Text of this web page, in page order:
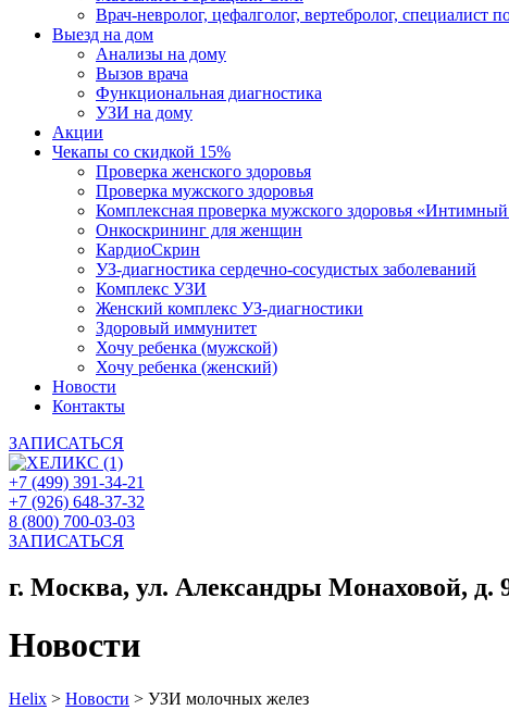
Врач-невролог, цефалголог, вертебролог, специалист
Выезд на дом
Анализы на дому
Вызов врача
Функциональная диагностика
УЗИ на дому
Акции
Чекапы со скидкой 15%
Проверка женского здоровья
Проверка мужского здоровья
Комплексная проверка мужского здоровья
Онкоcкрининг для женщин
КардиоСкрин
УЗ-диагностика сердечно-сосудистых заболеваний
Комплекс УЗИ
Женский комплекс УЗ-диагностики
Здоровый иммунитет
Хочу ребенка (мужской)
Хочу ребенка (женский)
Новости
Контакты
ЗАПИСАТЬСЯ
+7 (499) 391-34-21
+7 (926) 648-37-32
8 (800) 700-03-03
ЗАПИСАТЬСЯ
г. Москва, ул. Александры Монаховой, д.
Новости
Helix > Новости > УЗИ молочных желез